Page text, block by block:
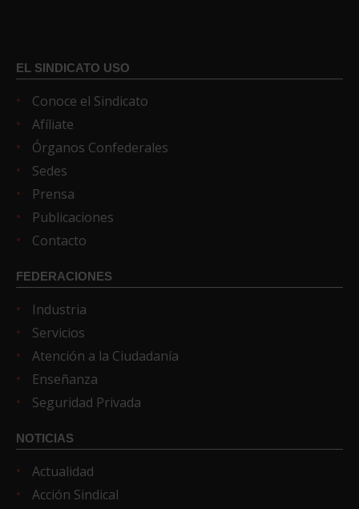
EL SINDICATO USO
Conoce el Sindicato
Afíliate
Órganos Confederales
Sedes
Prensa
Publicaciones
Contacto
FEDERACIONES
Industria
Servicios
Atención a la Ciudadanía
Enseñanza
Seguridad Privada
NOTICIAS
Actualidad
Acción Sindical